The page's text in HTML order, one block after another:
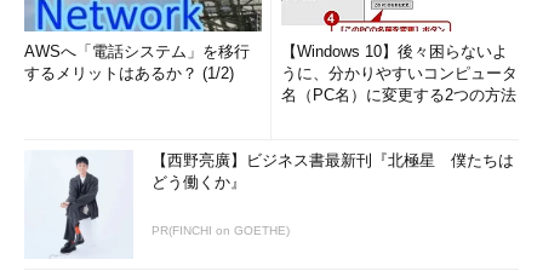
AWSへ「電話システム」を移行
するメリットはあるか？ (1/2)
【Windows 10】後々困らないよ
うに、分かりやすいコンピュータ
名（PC名）に変更する2つの方法
【西野亮廣】ビジネス書最新刊『北極星 僕たちは
どう働くか』
PR(FINCHI on GOETHE)